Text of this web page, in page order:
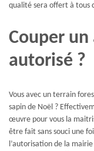
qualité sera offert à tous
Couper un
autorisé ?
Vous avec un terrain
sapin de Noël ?
œuvre pour vous la
être fait sans souci une
l’autorisation de la